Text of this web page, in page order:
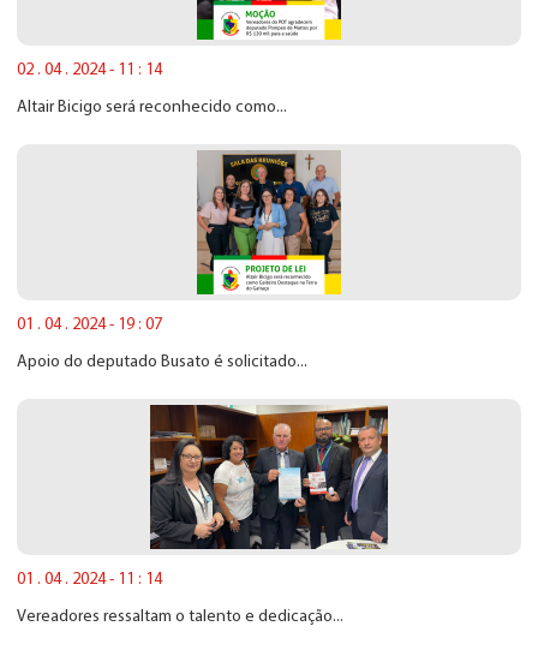
02 . 04 . 2024 - 11 : 14
Altair Bicigo será reconhecido como...
01 . 04 . 2024 - 19 : 07
Apoio do deputado Busato é solicitado...
01 . 04 . 2024 - 11 : 14
Vereadores ressaltam o talento e dedicação...